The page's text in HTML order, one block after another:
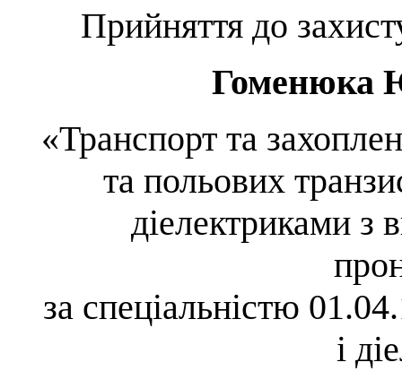
Прийняття до
Гоменюка
«Транспорт та
та польових
діелектриками з
за спеціальністю
і